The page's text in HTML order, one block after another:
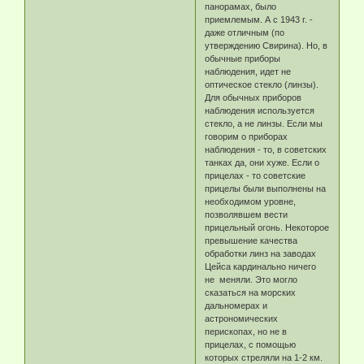
панорамах, было
приемлемым. А с 1943 г. -
даже отличным (по
утверждению Свирина). Но, в
обычные приборы
наблюдения, идет не
оптическое стекло (линзы).
Для обычных приборов
наблюдения используется
стекло, а не линзы. Если мы
говорим о приборах
наблюдения - то, в советских
танках да, они хуже. Если о
прицелах - то советские
прицелы были выполнены на
необходимом уровне,
позволявшем вести
прицельный огонь. Некоторое
превышение качества
обработки линз на заводах
Цейса кардинально ничего
не меняли. Это могло
сказаться на морских
дальномерах и
астрономических
перископах, но не в
прицелах, с помощью
которых стреляли на 1-2 км.